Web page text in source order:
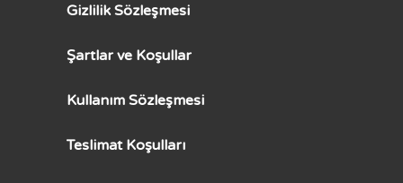
Gizlilik Sözleşmesi
Şartlar ve Koşullar
Kullanım Sözleşmesi
Teslimat Koşulları